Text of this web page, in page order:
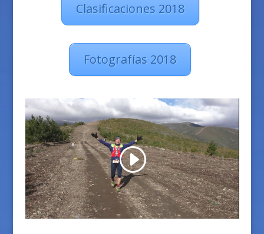
Clasificaciones 2018
Fotografías 2018